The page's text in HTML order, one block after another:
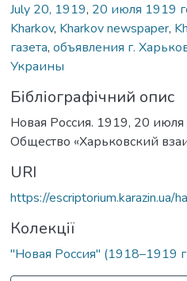
July 20, 1919, 20 июля 1919
Kharkov, Kharkov newspaper,
газета, объявления г.
Украины
Бібліографічний опис
Новая Россия. 1919, 20
Общество «Харьковский
URI
https://
Колекції
"Новая Россия" (1918–1919